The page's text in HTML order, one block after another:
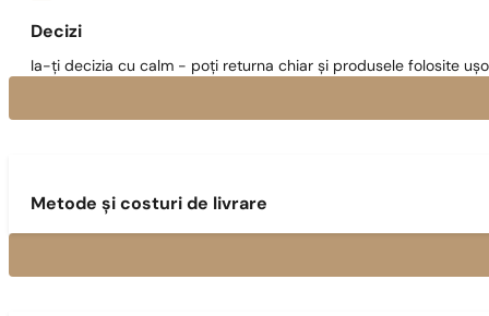
Decizi
Ia-ți decizia cu calm - poți returna chiar și produsele folosite
Metode și costuri de livrare